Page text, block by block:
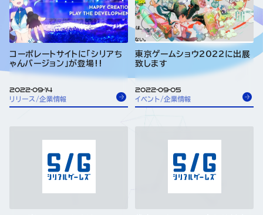
コーポレートサイトに「シリアち
ゃんバージョン」が登場!!
2022-09-14
リリース/企業情報
東京ゲームショウ2022に出展
致します
2022-09-05
イベント/企業情報